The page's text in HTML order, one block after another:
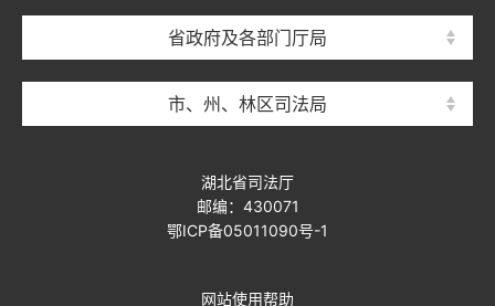
省政府及各部门厅局
市、州、林区司法局
湖北省司法厅
邮编：430071
鄂ICP备05011090号-1
网站使用帮助